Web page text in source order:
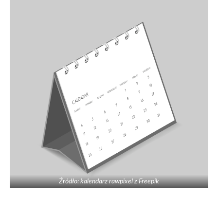
Źródło: kalendarz rawpixel z Freepik